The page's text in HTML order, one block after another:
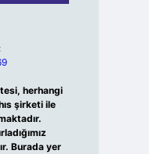
herhangi
şirketi ile
Burada yer